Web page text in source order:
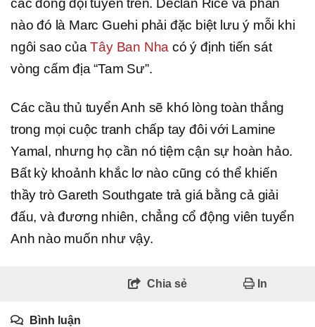
các đồng đội tuyến trên. Declan Rice và phần
nào đó là Marc Guehi phải đặc biệt lưu ý mỗi khi
ngôi sao củaTây Ban Nha có ý định tiến sát
vòng cấm địa “Tam Sư”.
Các cầu thủ tuyển Anh sẽ khó lòng toàn thắng
trong mọi cuộc tranh chấp tay đôi với Lamine
Yamal, nhưng họ cần nó tiệm cận sự hoàn hảo.
Bất kỳ khoảnh khắc lơ nào cũng có thể khiến
thầy trò Gareth Southgate trả giá bằng cả giải
đấu, và đương nhiên, chẳng cổ động viên tuyển
Anh nào muốn như vậy.
Chia sẻ In
Bình luận